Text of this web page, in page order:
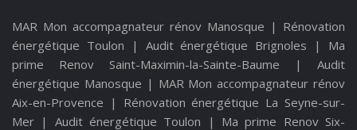
MAR Mon accompagnateur rénov Manosque | Rénovation
énergétique Toulon | Audit énergétique Brignoles | Ma
prime Renov Saint-Maximin-la-Sainte-Baume | Audit
énergétique Manosque | MAR Mon accompagnateur rénov
Aix-en-Provence | Rénovation énergétique La Seyne-sur-
Mer | Audit énergétique Toulon | Ma prime Renov Six-